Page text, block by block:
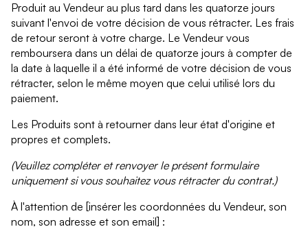
Produit au Vendeur au plus tard dans les quatorze jours
suivant l'envoi de votre décision de vous rétracter. Les frais
de retour seront à votre charge. Le Vendeur vous
remboursera dans un délai de quatorze jours à compter de
la date à laquelle il a été informé de votre décision de vous
rétracter, selon le même moyen que celui utilisé lors du
paiement.
Les Produits sont à retourner dans leur état d'origine et
propres et complets.
(Veuillez compléter et renvoyer le présent formulaire
uniquement si vous souhaitez vous rétracter du contrat.)
À l'attention de [insérer les coordonnées du Vendeur, son
nom, son adresse et son email] :